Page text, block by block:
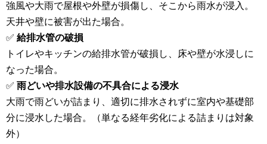
強風や大雨で屋根や外壁が損傷し、そこから雨水が浸入。
天井や壁に被害が出た場合。
✅ 給排水管の破損
トイレやキッチンの給排水管が破損し、床や壁が水浸しに
なった場合。
✅ 雨どいや排水設備の不具合による浸水
大雨で雨どいが詰まり、適切に排水されずに室内や基礎部
分に浸水した場合。（単なる経年劣化による詰まりは対象
外）